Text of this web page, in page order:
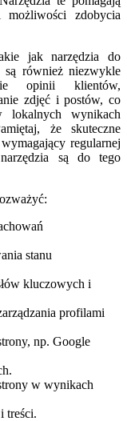
zdobycia
jak narzędzia do
są również niezwykle
opinii klientów,
zdjęć i postów, co
lokalnych wynikach
że skuteczne
regularnej
są do tego
stanu
kluczowych i
profilami
np. Google
w wynikach
treści.